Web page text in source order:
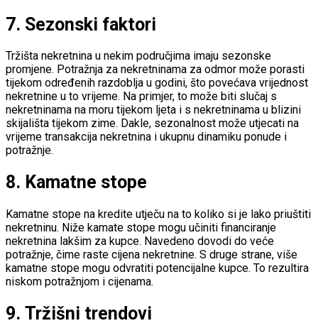
7. Sezonski faktori
Tržišta nekretnina u nekim područjima imaju sezonske
promjene. Potražnja za nekretninama za odmor može porasti
tijekom određenih razdoblja u godini, što povećava vrijednost
nekretnine u to vrijeme. Na primjer, to može biti slučaj s
nekretninama na moru tijekom ljeta i s nekretninama u blizini
skijališta tijekom zime. Dakle, sezonalnost može utjecati na
vrijeme transakcija nekretnina i ukupnu dinamiku ponude i
potražnje.
8. Kamatne stope
Kamatne stope na kredite utječu na to koliko si je lako priuštiti
nekretninu. Niže kamate stope mogu učiniti financiranje
nekretnina lakšim za kupce. Navedeno dovodi do veće
potražnje, čime raste cijena nekretnine. S druge strane, više
kamatne stope mogu odvratiti potencijalne kupce. To rezultira
niskom potražnjom i cijenama.
9. Tržišni trendovi